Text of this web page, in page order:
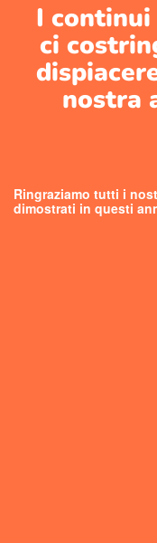
I
ci
nostra
Ringraziamo tutti i
dimostrati in questi